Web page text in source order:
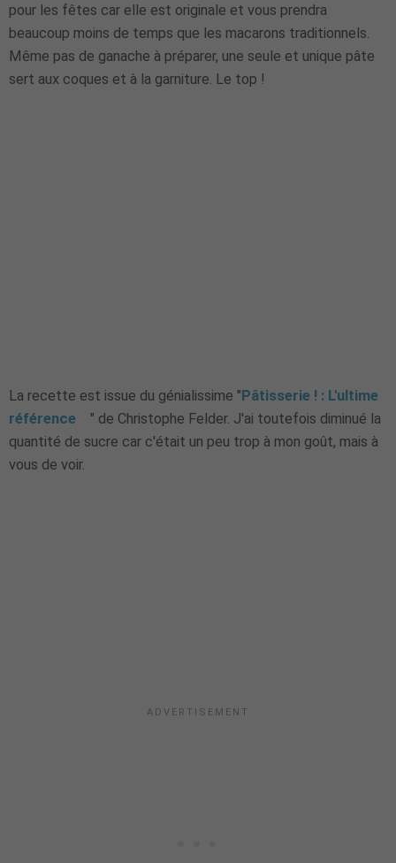
pour les fêtes car elle est originale et vous prendra
beaucoup moins de temps que les macarons traditionnels.
Même pas de ganache à préparer, une seule et unique pâte
sert aux coques et à la garniture. Le top !
La recette est issue du génialissime "Pâtisserie ! : L'ultime
référence
" de Christophe Felder. J'ai toutefois diminué la
quantité de sucre car c'était un peu trop à mon goût, mais à
vous de voir.